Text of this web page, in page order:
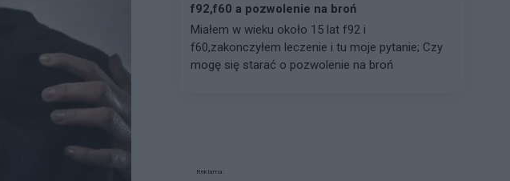
f92,f60 a pozwolenie na broń
Miałem w wieku około 15 lat f92 i
f60,zakonczyłem leczenie i tu moje pytanie; Czy
mogę się starać o pozwolenie na broń
Reklama: